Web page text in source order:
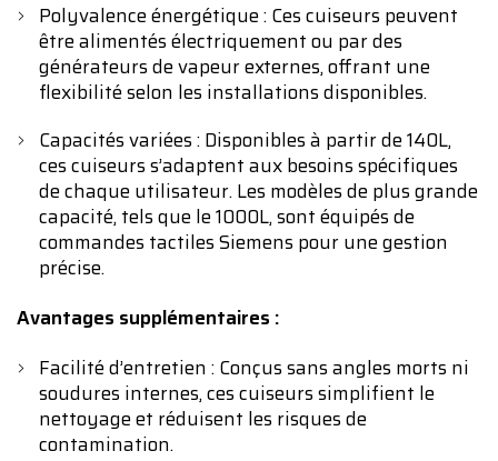
Polyvalence énergétique : Ces cuiseurs peuvent
être alimentés électriquement ou par des
générateurs de vapeur externes, offrant une
flexibilité selon les installations disponibles.
Capacités variées : Disponibles à partir de 140L,
ces cuiseurs s’adaptent aux besoins spécifiques
de chaque utilisateur. Les modèles de plus grande
capacité, tels que le 1000L, sont équipés de
commandes tactiles Siemens pour une gestion
précise.
Avantages supplémentaires :
Facilité d’entretien : Conçus sans angles morts ni
soudures internes, ces cuiseurs simplifient le
nettoyage et réduisent les risques de
contamination.